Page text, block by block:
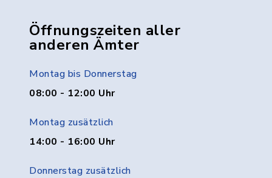
Öffnungszeiten aller
anderen Ämter
Montag bis Donnerstag
08:00 - 12:00 Uhr
Montag zusätzlich
14:00 - 16:00 Uhr
Donnerstag zusätzlich